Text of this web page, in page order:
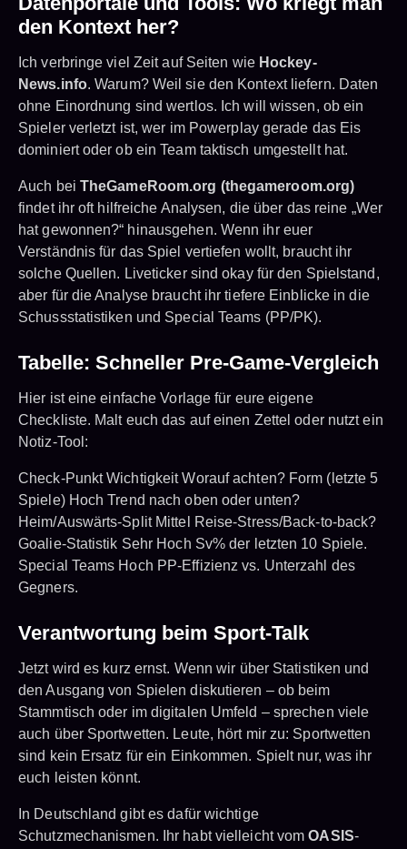
den Kontext her?
Ich verbringe viel Zeit auf Seiten wie Hockey-
News.info. Warum? Weil sie den Kontext liefern. Daten
ohne Einordnung sind wertlos. Ich will wissen, ob ein
Spieler verletzt ist, wer im Powerplay gerade das Eis
dominiert oder ob ein Team taktisch umgestellt hat.
Auch bei TheGameRoom.org (thegameroom.org)
findet ihr oft hilfreiche Analysen, die über das reine „Wer
hat gewonnen?“ hinausgehen. Wenn ihr euer
Verständnis für das Spiel vertiefen wollt, braucht ihr
solche Quellen. Liveticker sind okay für den Spielstand,
aber für die Analyse braucht ihr tiefere Einblicke in die
Schussstatistiken und Special Teams (PP/PK).
Tabelle: Schneller Pre-Game-Vergleich
Hier ist eine einfache Vorlage für eure eigene
Checkliste. Malt euch das auf einen Zettel oder nutzt ein
Notiz-Tool:
Check-Punkt Wichtigkeit Worauf achten? Form (letzte 5
Spiele) Hoch Trend nach oben oder unten?
Heim/Auswärts-Split Mittel Reise-Stress/Back-to-back?
Goalie-Statistik Sehr Hoch Sv% der letzten 10 Spiele.
Special Teams Hoch PP-Effizienz vs. Unterzahl des
Gegners.
Verantwortung beim Sport-Talk
Jetzt wird es kurz ernst. Wenn wir über Statistiken und
den Ausgang von Spielen diskutieren – ob beim
Stammtisch oder im digitalen Umfeld – sprechen viele
auch über Sportwetten. Leute, hört mir zu: Sportwetten
sind kein Ersatz für ein Einkommen. Spielt nur, was ihr
euch leisten könnt.
In Deutschland gibt es dafür wichtige
Schutzmechanismen. Ihr habt vielleicht vomOASIS-